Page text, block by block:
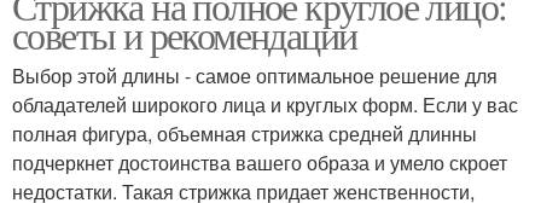
советы и рекомендации
Выбор этой длины - самое оптимальное решение для
обладателей широкого лица и круглых форм. Если у вас
полная фигура, объемная стрижка средней длинны
подчеркнет достоинства вашего образа и умело скроет
недостатки. Такая стрижка придает женственности,